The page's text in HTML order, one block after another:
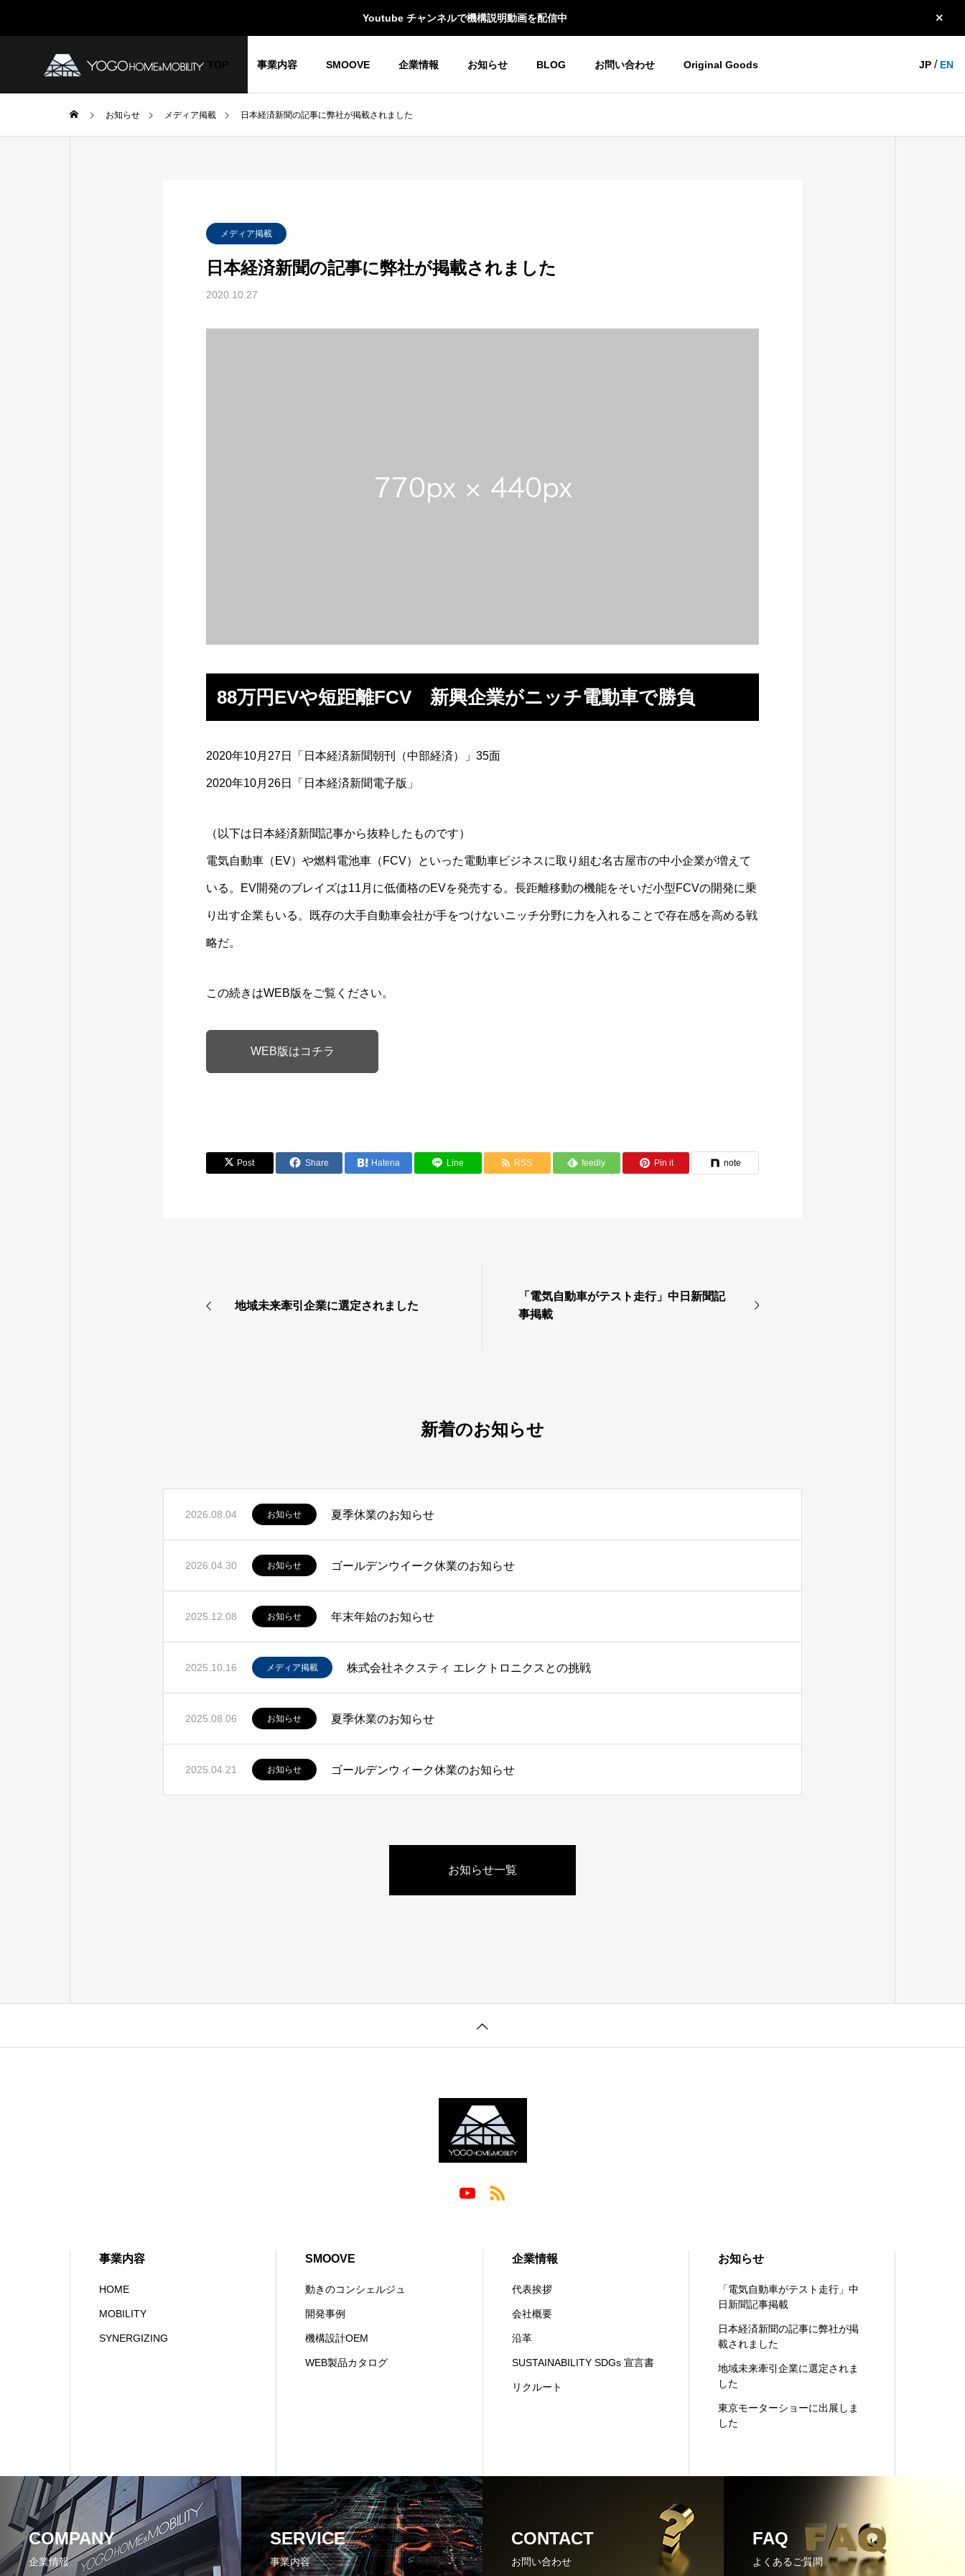
Youtube チャンネルで機構説明動画を配信中
JP / EN
TOP 事業内容 SMOOVE 企業情報 お知らせ BLOG お問い合わせ Original Goods
SDGs 宣言書 RECRUIT
2024年春、YGGに新しい仲間
お知らせ メディア掲載 日本経済新聞の記事に弊社が掲載されました
メディア掲載
日本経済新聞の記事に弊社が掲載されました
2020.10.27
88万円EVや短距離FCV 新興企業がニッチ電動車で勝負
2020年10月27日「日本経済新聞朝刊（中部経済）」35面
2020年10月26日「日本経済新聞電子版」
（以下は日本経済新聞記事から抜粋したものです）
電気自動車（EV）や燃料電池車（FCV）といった電動車ビジネスに取り組む名古屋市の中小企業が増えて
いる。EV開発のブレイズは11月に低価格のEVを発売する。長距離移動の機能をそいだ小型FCVの開発に乗
り出す企業もいる。既存の大手自動車会社が手をつけないニッチ分野に力を入れることで存在感を高める戦
略だ。
この続きはWEB版をご覧ください。
WEB版はコチラ
Post Share Hatena Line RSS feedly Pin it note
地域未来牽引企業に選定されました
「電気自動車がテスト走行」中日新聞記
事掲載
新着のお知らせ
2026.08.04 お知らせ 夏季休業のお知らせ
2026.04.30 お知らせ ゴールデンウイーク休業のお知らせ
2025.12.08 お知らせ 年末年始のお知らせ
2025.10.16 メディア掲載 株式会社ネクスティ エレクトロニクスとの挑戦
2025.08.06 お知らせ 夏季休業のお知らせ
2025.04.21 お知らせ ゴールデンウィーク休業のお知らせ
お知らせ一覧
事業内容
HOME
MOBILITY
SYNERGIZING
SMOOVE
動きのコンシェルジュ
開発事例
機構設計OEM
WEB製品カタログ
企業情報
代表挨拶
会社概要
沿革
SUSTAINABILITY SDGs 宣言書
リクルート
お知らせ
「電気自動車がテスト走行」中
日新聞記事掲載
日本経済新聞の記事に弊社が掲
載されました
地域未来牽引企業に選定されま
した
東京モーターショーに出展しま
した
COMPANY
企業情報
SERVICE
事業内容
CONTACT
お問い合わせ
FAQ
よくあるご質問